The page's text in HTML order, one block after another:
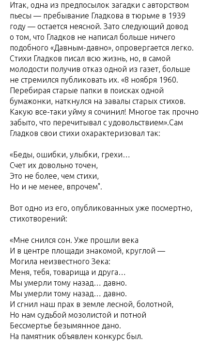
Итак, одна из предпосылок загадки с авторством
пьесы — пребывание Гладкова в тюрьме в 1939
году — остается неясной. Зато следующий довод
о том, что Гладков не написал больше ничего
подобного «Давным-давно», опровергается легко.
Стихи Гладков писал всю жизнь, но, в самой
молодости получив отказ одной из газет, больше
не стремился публиковать их. «8 ноября 1960.
Перебирая старые папки в поисках одной
бумажонки, наткнулся на завалы старых стихов.
Какую все-таки уйму я сочинил! Многое так прочно
забыто, что перечитывал с удовольствием».Сам
Гладков свои стихи охарактеризовал так:
«Беды, ошибки, улыбки, грехи…
Счет их довольно точен,
Это не более, чем стихи,
Но и не менее, впрочем".
Вот одно из его, опубликованных уже посмертно,
стихотворений:
«Мне снился сон. Уже прошли века
И в центре площади знакомой, круглой —
Могила неизвестного Зека:
Меня, тебя, товарища и друга…
Мы умерли тому назад… давно.
Мы умерли тому назад… давно.
И сгнил наш прах в земле лесной, болотной,
Но нам судьбой мозолистой и потной
Бессмертье безымянное дано.
На памятник объявлен конкурс был.